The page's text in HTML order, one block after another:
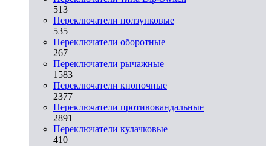
513
Переключатели ползунковые
535
Переключатели оборотные
267
Переключатели рычажные
1583
Переключатели кнопочные
2377
Переключатели противовандальные
2891
Переключатели кулачковые
410